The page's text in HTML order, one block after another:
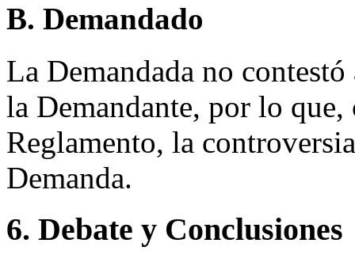
B. Demandado
La Demandada no
la Demandante, por lo
Reglamento, la
Demanda.
6. Debate y Conclusiones